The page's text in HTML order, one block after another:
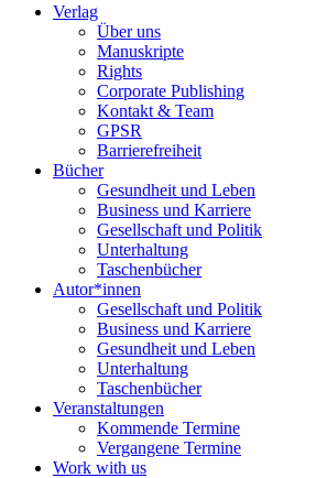
Verlag
Über uns
Manuskripte
Rights
Corporate Publishing
Kontakt & Team
GPSR
Barrierefreiheit
Bücher
Gesundheit und Leben
Business und Karriere
Gesellschaft und Politik
Unterhaltung
Taschenbücher
Autor*innen
Gesellschaft und Politik
Business und Karriere
Gesundheit und Leben
Unterhaltung
Taschenbücher
Veranstaltungen
Kommende Termine
Vergangene Termine
Work with us